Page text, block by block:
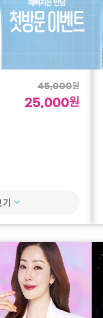
38,000
20,000원
45,000원
25,000원